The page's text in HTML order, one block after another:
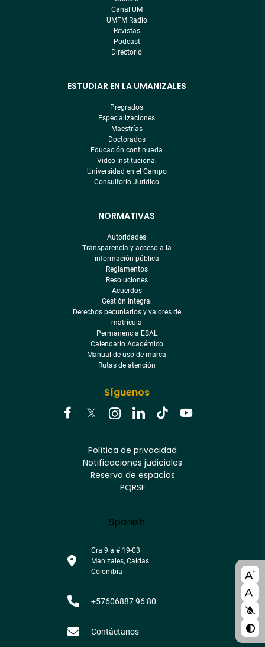
A11y
Síguenos
TwitterInstagramLinkedinTiktokYoutube
Canal UM
UMFM Radio
Revistas
Podcast
Directorio
ESTUDIAR EN LA UMANIZALES
Pregrados
Especializaciones
Maestrías
Doctorados
Educación continuada
Video Institucional
Universidad en el Campo
Consultorio Jurídico
NORMATIVAS
Autoridades
Transparencia y acceso a la
información pública
Reglamentos
Resoluciones
Acuerdos
Gestión Integral
Derechos pecuniarios y valores de
matrícula
Permanencia ESAL
Calendario Académico
Manual de uso de marca
Rutas de atención
Política de privacidad
Notificaciones judiciales
Reserva de espacios
PQRSF
Language
Spanish
Cra 9 a # 19-03
Manizales, Caldas.
Colombia
+57606887 96 80
Contáctanos